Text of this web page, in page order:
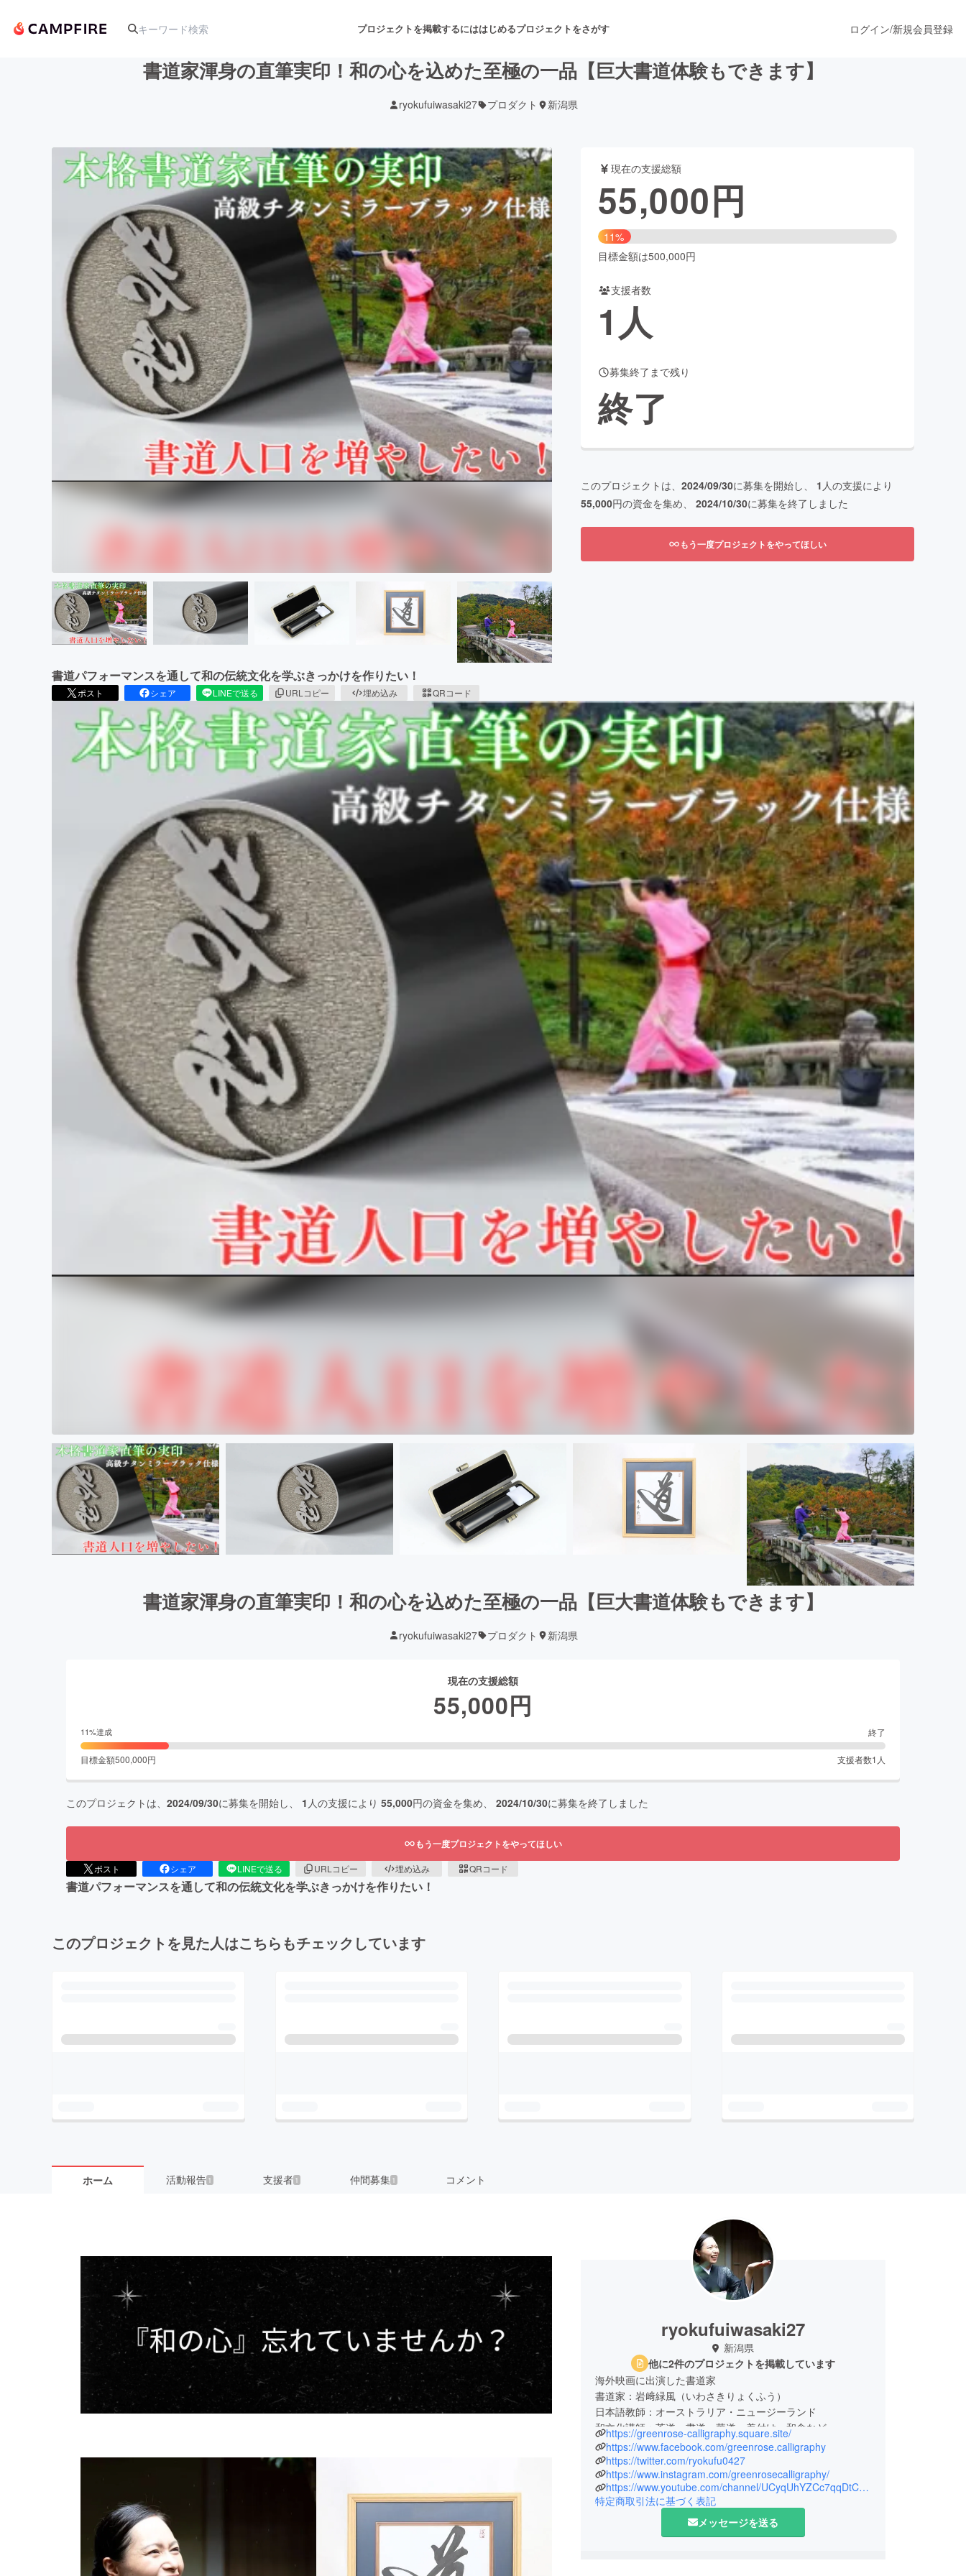
プロジェクトを掲載するにははじめるプロジェクトをさがす
アート・写真 音楽 舞台・パフォーマンス
テクノロジー・ガジェット ゲーム・サービス開発 フード・飲食店 ファッション
映像・映画 書籍・雑誌出版 アニメ・漫画
ビジネス・起業 チャレンジ ビューティー・ヘルスケア
まちづくり・地域活性化
CAMPFIRE for Social GoodCAMPFIRE Creation
CAMPFIREふるさと納税machi-yaコミュニティ
ログイン/新規会員登録
書道家渾身の直筆実印！和の心を込めた至極の一品【巨大書道体験もできます】
ryokufuiwasaki27 プロダクト 新潟県
書道パフォーマンスを通して和の伝統文化を学ぶきっかけを作りたい！
ポスト シェア LINEで送る URLコピー 埋め込み QRコード
現在の支援総額
55,000円
11%
目標金額は500,000円
支援者数
1人
募集終了まで残り
終了
このプロジェクトは、 2024/09/30に募集を開始し、 1 人の支援により
55,000円の資金を集め、 2024/10/30に募集を終了しました
もう一度プロジェクトをやってほしい
書道家渾身の直筆実印！和の心を込めた至極の一品【巨大書道体験もできます】
ryokufuiwasaki27 プロダクト 新潟県
現在の支援総額
55,000円
11%達成 終了
目標金額500,000円 支援者数1 人
このプロジェクトは、 2024/09/30に募集を開始し、 1 人の支援により 55,000円の資金を集め、 2024/10/30に募集を終了しました
もう一度プロジェクトをやってほしい
ポスト シェア LINEで送る URLコピー 埋め込み QRコード
書道パフォーマンスを通して和の伝統文化を学ぶきっかけを作りたい！
このプロジェクトを見た人はこちらもチェックしています
ホーム 活動報告 1 支援者 1 仲間募集 1 コメント
ryokufuiwasaki27
新潟県
他に2件のプロジェクトを掲載しています
海外映画に出演した書道家
書道家：岩﨑緑風（いわさきりょくふう）
日本語教師：オーストラリア・ニュージーランド
和文化講師：茶道・書道・華道・着付け・和食など
出身：新潟県佐渡島
2017ミスワイン 京都代表
https://greenrose-calligraphy.square.site/
https://www.facebook.com/greenrose.calligraphy
https://twitter.com/ryokufu0427
https://www.instagram.com/greenrosecalligraphy/
https://www.youtube.com/channel/UCyqUhYZCc7qqDtCsm2PJDMg
特定商取引法に基づく表記
メッセージを送る